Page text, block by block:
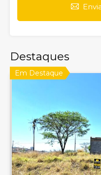
Destaques
Em Destaque